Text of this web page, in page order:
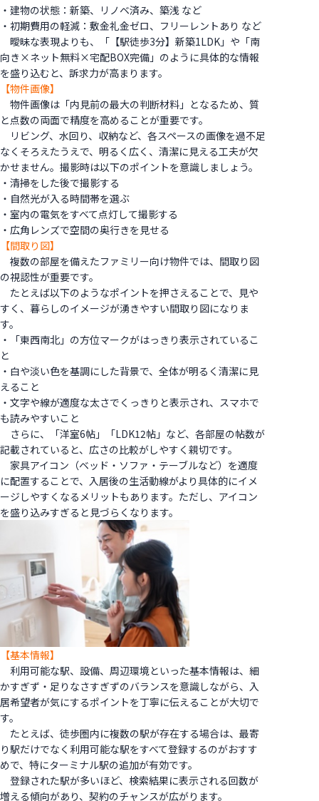
・建物の状態：新築、リノベ済み、築浅 など
・初期費用の軽減：敷金礼金ゼロ、フリーレントあり など
曖昧な表現よりも、「【駅徒歩3分】新築1LDK」や「南
向き×ネット無料×宅配BOX完備」のように具体的な情報
を盛り込むと、訴求力が高まります。
【物件画像】
物件画像は「内見前の最大の判断材料」となるため、質
と点数の両面で精度を高めることが重要です。
リビング、水回り、収納など、各スペースの画像を過不足
なくそろえたうえで、明るく広く、清潔に見える工夫が欠
かせません。撮影時は以下のポイントを意識しましょう。
・清掃をした後で撮影する
・自然光が入る時間帯を選ぶ
・室内の電気をすべて点灯して撮影する
・広角レンズで空間の奥行きを見せる
【間取り図】
複数の部屋を備えたファミリー向け物件では、間取り図
の視認性が重要です。
たとえば以下のようなポイントを押さえることで、見や
すく、暮らしのイメージが湧きやすい間取り図になりま
す。
・「東西南北」の方位マークがはっきり表示されているこ
と
・白や淡い色を基調にした背景で、全体が明るく清潔に見
えること
・文字や線が適度な太さでくっきりと表示され、スマホで
も読みやすいこと
さらに、「洋室6帖」「LDK12帖」など、各部屋の帖数が
記載されていると、広さの比較がしやすく親切です。
家具アイコン（ベッド・ソファ・テーブルなど）を適度
に配置することで、入居後の生活動線がより具体的にイメ
ージしやすくなるメリットもあります。ただし、アイコン
を盛り込みすぎると見づらくなります。
【基本情報】
利用可能な駅、設備、周辺環境といった基本情報は、細
かすぎず・足りなさすぎずのバランスを意識しながら、入
居希望者が気にするポイントを丁寧に伝えることが大切で
す。
たとえば、徒歩圏内に複数の駅が存在する場合は、最寄
り駅だけでなく利用可能な駅をすべて登録するのがおすす
めで、特にターミナル駅の追加が有効です。
登録された駅が多いほど、検索結果に表示される回数が
増える傾向があり、契約のチャンスが広がります。